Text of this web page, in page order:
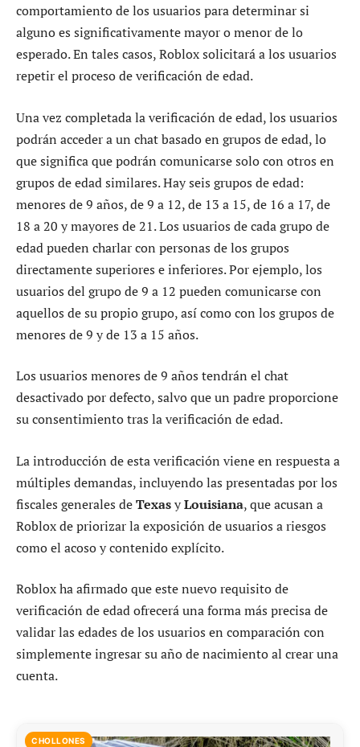
comportamiento de los usuarios para determinar si
alguno es significativamente mayor o menor de lo
esperado. En tales casos, Roblox solicitará a los usuarios
repetir el proceso de verificación de edad.
Una vez completada la verificación de edad, los usuarios
podrán acceder a un chat basado en grupos de edad, lo
que significa que podrán comunicarse solo con otros en
grupos de edad similares. Hay seis grupos de edad:
menores de 9 años, de 9 a 12, de 13 a 15, de 16 a 17, de
18 a 20 y mayores de 21. Los usuarios de cada grupo de
edad pueden charlar con personas de los grupos
directamente superiores e inferiores. Por ejemplo, los
usuarios del grupo de 9 a 12 pueden comunicarse con
aquellos de su propio grupo, así como con los grupos de
menores de 9 y de 13 a 15 años.
Los usuarios menores de 9 años tendrán el chat
desactivado por defecto, salvo que un padre proporcione
su consentimiento tras la verificación de edad.
La introducción de esta verificación viene en respuesta a
múltiples demandas, incluyendo las presentadas por los
fiscales generales deTexasyLouisiana, que acusan a
Roblox de priorizar la exposición de usuarios a riesgos
como el acoso y contenido explícito.
Roblox ha afirmado que este nuevo requisito de
verificación de edad ofrecerá una forma más precisa de
validar las edades de los usuarios en comparación con
simplemente ingresar su año de nacimiento al crear una
cuenta.
CHOLLONES